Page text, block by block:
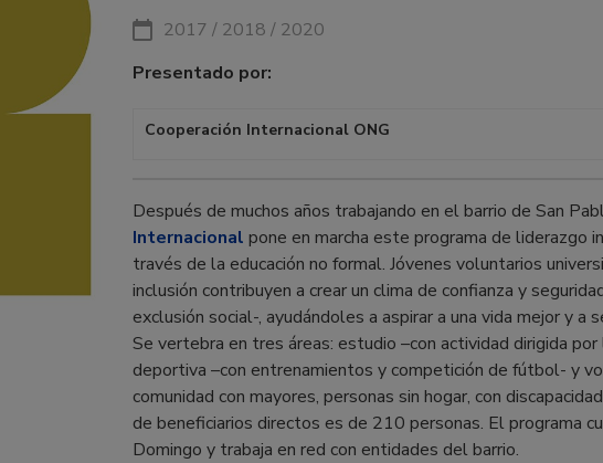
2017 / 2018 / 2020
Presentado por:
Cooperación Internacional ONG
Después de muchos años trabajando en el barrio de San
Internacional pone en marcha este programa de liderazgo
través de la educación no formal. Jóvenes voluntarios
inclusión contribuyen a crear un clima de confianza y
exclusión social-, ayudándoles a aspirar a una vida mejor y a
Se vertebra en tres áreas: estudio –con actividad dirigida
deportiva –con entrenamientos y competición de fútbol- y
comunidad con mayores, personas sin hogar, con
de beneficiarios directos es de 210 personas. El programa
Domingo y trabaja en red con entidades del barrio.